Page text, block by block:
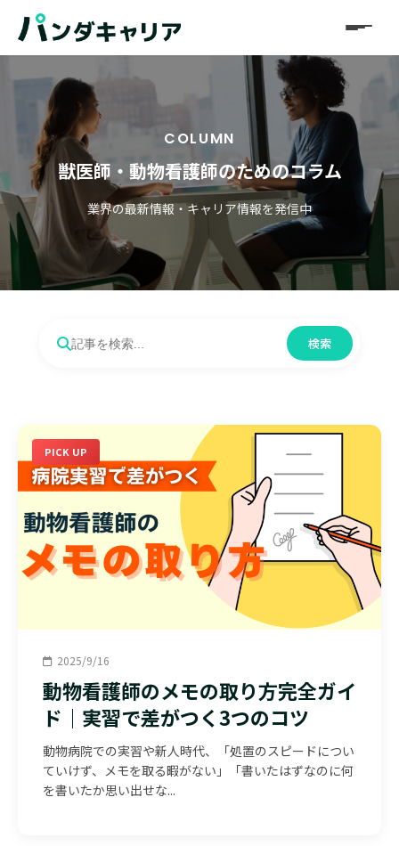
COLUMN
獣医師・動物看護師のためのコラム
業界の最新情報・キャリア情報を発信中
検索
PICK UP
2025/9/16
動物看護師のメモの取り方完全ガイ
ド｜実習で差がつく3つのコツ
動物病院での実習や新人時代、「処置のスピードについ
ていけず、メモを取る暇がない」「書いたはずなのに何
を書いたか思い出せな...